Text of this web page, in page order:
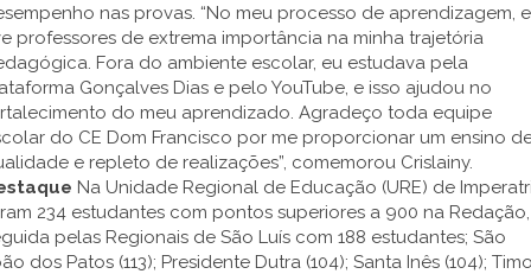
nas provas. “No meu processo de aprendizagem,
professores de extrema importância na minha trajetória
Fora do ambiente escolar, eu estudava pela
Gonçalves Dias e pelo YouTube, e isso ajudou no
do meu aprendizado. Agradeço toda equipe
do CE Dom Francisco por me proporcionar um ensino
e repleto de realizações”, comemorou Crislainy.
Na Unidade Regional de Educação (URE) de
234 estudantes com pontos superiores a 900 na Redação,
pelas Regionais de São Luís com 188 estudantes; São
dos Patos (113); Presidente Dutra (104); Santa Inês (104);